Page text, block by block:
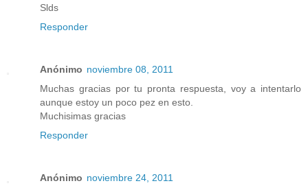
Slds
Responder
Anónimo noviembre 08, 2011
Muchas gracias por tu pronta respuesta, voy a intentarlo
aunque estoy un poco pez en esto.
Muchisimas gracias
Responder
Anónimo noviembre 24, 2011